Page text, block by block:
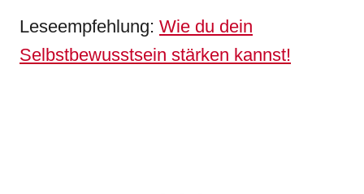
Leseempfehlung: Wie du dein
Selbstbewusstsein stärken kannst!